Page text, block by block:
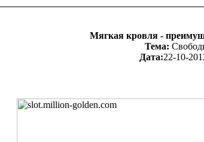
Мягкая кровля -
Тема:
Дата:22-10-